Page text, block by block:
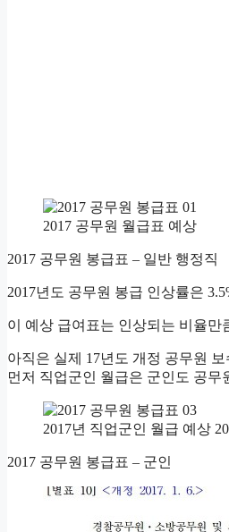
2017 공무원 월급표 예상
2017 공무원 봉급표 – 일반 행정직
2017년도 공무원 봉급 인상률은
이 예상 급여표는 인상되는 비율만
아직은 실제 17년도 개정 공무원
먼저 직업군인 월급은 군인도 공
2017년 직업군인 월급 예상
2017 공무원 봉급표 – 군인